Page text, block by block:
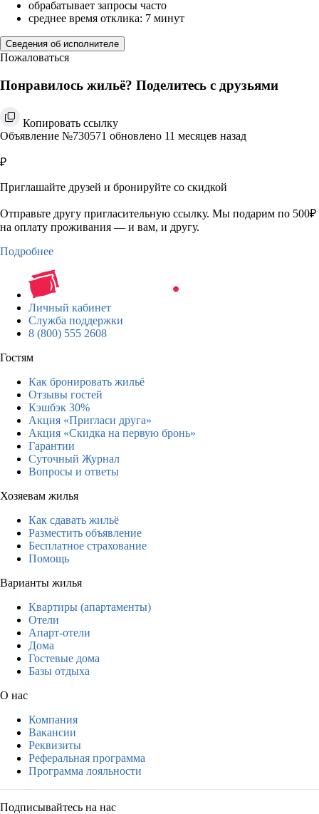
обрабатывает запросы часто
среднее время отклика: 7 минут
Сведения об исполнителе
Пожаловаться
Понравилось жильё? Поделитесь с друзьями
Копировать ссылку
Объявление №730571 обновлено 11 месяцев назад
₽
Приглашайте друзей и бронируйте со скидкой
Отправьте другу пригласительную ссылку. Мы подарим по 500₽
на оплату проживания — и вам, и другу.
Подробнее
Личный кабинет
Служба поддержки
8 (800) 555 2608
Гостям
Как бронировать жильё
Отзывы гостей
Кэшбэк 30%
Акция «Пригласи друга»
Акция «Скидка на первую бронь»
Гарантии
Суточный Журнал
Вопросы и ответы
Хозяевам жилья
Как сдавать жильё
Разместить объявление
Бесплатное страхование
Помощь
Варианты жилья
Квартиры (апартаменты)
Отели
Апарт-отели
Дома
Гостевые дома
Базы отдыха
О нас
Компания
Вакансии
Реквизиты
Реферальная программа
Программа лояльности
Подписывайтесь на нас